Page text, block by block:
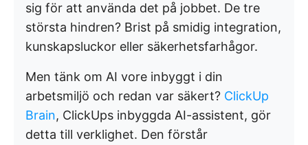
sig för att använda det på jobbet. De tre
största hindren? Brist på smidig integration,
kunskapsluckor eller säkerhetsfarhågor.
Men tänk om AI vore inbyggt i din
arbetsmiljö och redan var säkert? ClickUp
Brain, ClickUps inbyggda AI-assistent, gör
detta till verklighet. Den förstår